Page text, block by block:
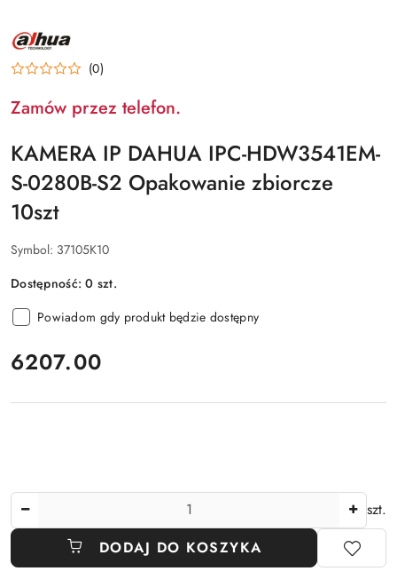
NAZWA
PRODUCENTA:
DAHUA
(0)
Zamów przez telefon.
KAMERA IP DAHUA IPC-HDW3541EM-
S-0280B-S2 Opakowanie zbiorcze
10szt
Symbol: 37105K10
Dostępność:0 szt.
Powiadom gdy produkt będzie dostępny
cena:
6207.00
szt.
DODAJ DO KOSZYKA